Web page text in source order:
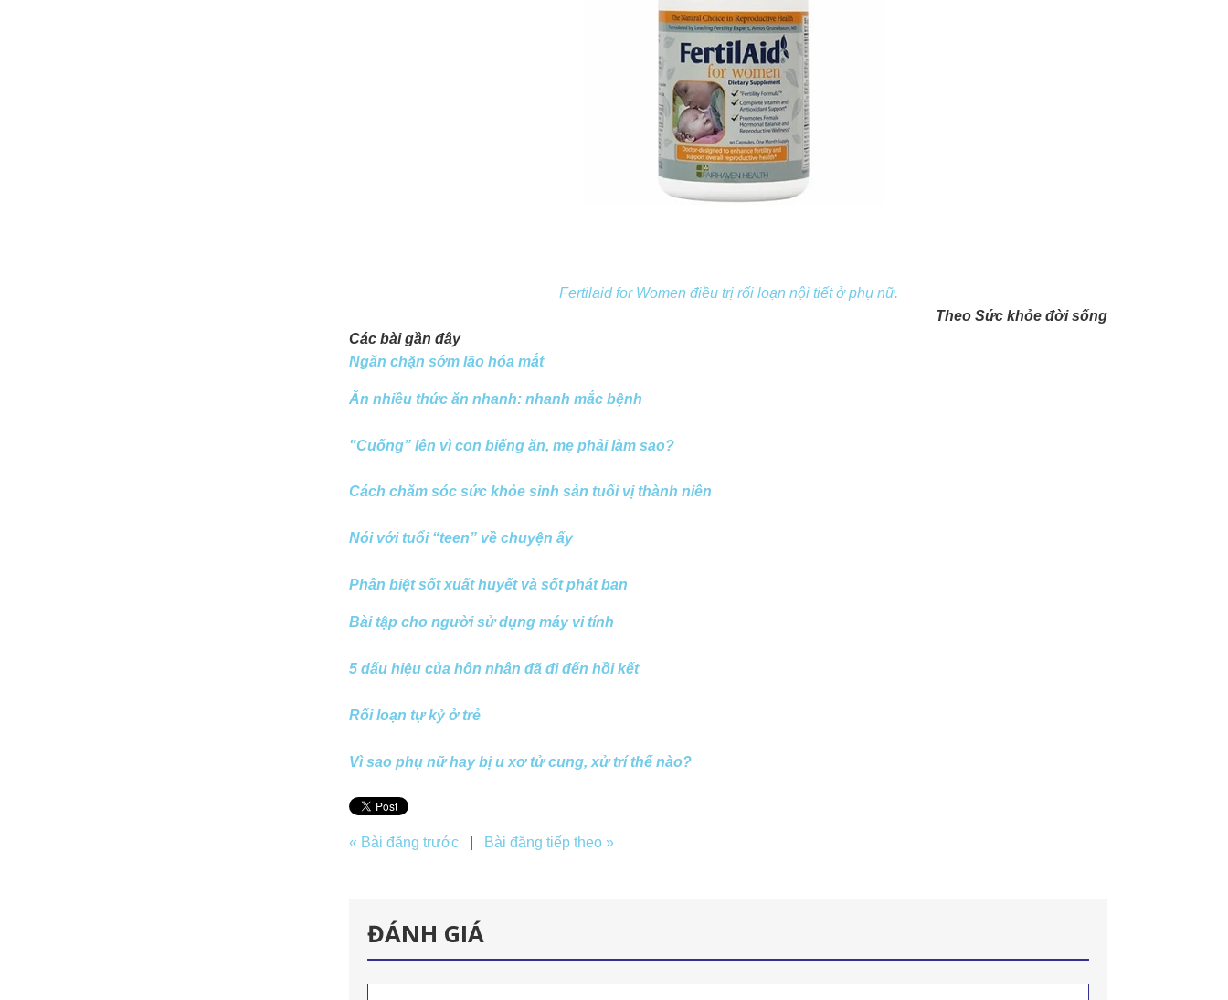
Fertilaid for Women điều trị rối loạn nội tiết ở phụ nữ.
Theo Sức khỏe đời sống
Các bài gần đây
Ngăn chặn sớm lão hóa mắt
Ăn nhiều thức ăn nhanh: nhanh mắc bệnh
"Cuống” lên vì con biếng ăn, mẹ phải làm sao?
Cách chăm sóc sức khỏe sinh sản tuổi vị thành niên
Nói với tuổi “teen” về chuyện ấy
Phân biệt sốt xuất huyết và sốt phát ban
Bài tập cho người sử dụng máy vi tính
5 dấu hiệu của hôn nhân đã đi đến hồi kết
Rối loạn tự kỷ ở trẻ
Vì sao phụ nữ hay bị u xơ tử cung, xử trí thế nào?
« Bài đăng trước Bài đăng tiếp theo »
ĐÁNH GIÁ